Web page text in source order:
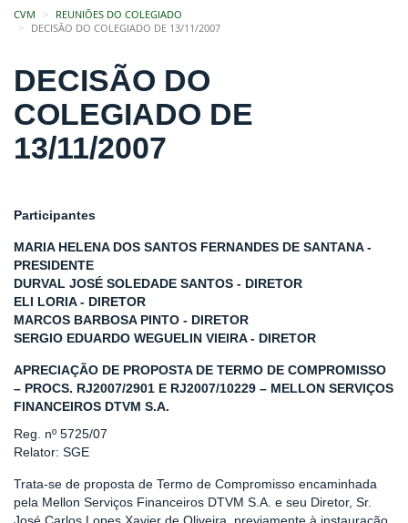
CVM
REUNIÕES DO COLEGIADO
DECISÃO DO COLEGIADO DE 13/11/2007
DECISÃO DO
COLEGIADO DE
13/11/2007
Participantes
MARIA HELENA DOS SANTOS FERNANDES DE SANTANA -
PRESIDENTE
DURVAL JOSÉ SOLEDADE SANTOS - DIRETOR
ELI LORIA - DIRETOR
MARCOS BARBOSA PINTO - DIRETOR
SERGIO EDUARDO WEGUELIN VIEIRA - DIRETOR
APRECIAÇÃO DE PROPOSTA DE TERMO DE COMPROMISSO
– PROCS. RJ2007/2901 E RJ2007/10229 – MELLON SERVIÇOS
FINANCEIROS DTVM S.A.
Reg. nº 5725/07
Relator: SGE
Trata-se de proposta de Termo de Compromisso encaminhada
pela Mellon Serviços Financeiros DTVM S.A. e seu Diretor, Sr.